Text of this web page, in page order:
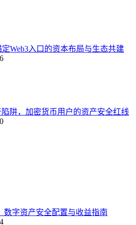
Web3入口的资本布局与生态共建
阱，加密货币用户的资产安全红线
数字资产安全配置与收益指南